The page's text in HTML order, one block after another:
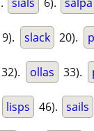
slack 20).
32). ollas 33).
lisps 46). sails